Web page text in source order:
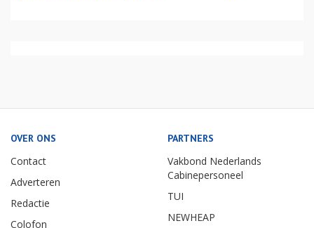
OVER ONS
Contact
Adverteren
Redactie
Colofon
PARTNERS
Vakbond Nederlands
Cabinepersoneel
TUI
NEWHEAP